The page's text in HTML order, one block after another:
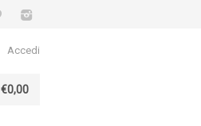
Accedi
€0,00